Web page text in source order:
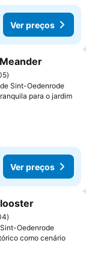
Ver preços
favoritos
Sint-Oedenrode
para o jardim
Ver preços
favoritos
Oedenrode
como cenário